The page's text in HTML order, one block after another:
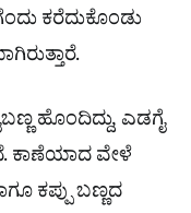
ಕರೆದುಕೊಂಡು
ಹೊಂದಿದ್ದು, ಎಡಗೈ
ಕಾಣೆಯಾದ ವೇಳೆ
ಕಪ್ಪು ಬಣ್ಣದ